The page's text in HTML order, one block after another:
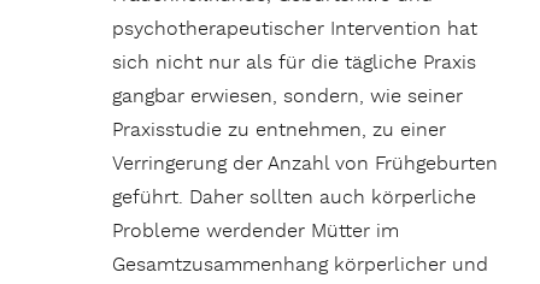
psychotherapeutischer Intervention hat
sich nicht nur als für die tägliche Praxis
gangbar erwiesen, sondern, wie seiner
Praxisstudie zu entnehmen, zu einer
Verringerung der Anzahl von Frühgeburten
geführt. Daher sollten auch körperliche
Probleme werdender Mütter im
Gesamtzusammenhang körperlicher und